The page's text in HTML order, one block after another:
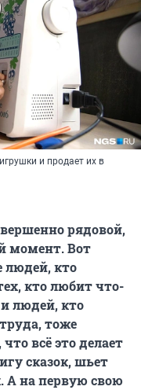
и продает их в
рядовой,
момент. Вот
людей, кто
кто любит что-
людей, кто
тоже
всё это делает
сказок, шьет
А на первую свою